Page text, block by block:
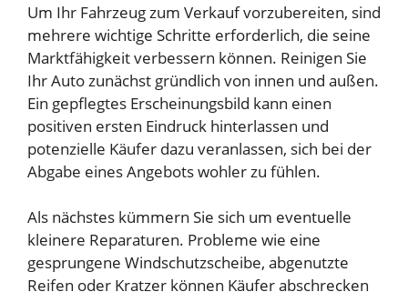
Um Ihr Fahrzeug zum Verkauf vorzubereiten, sind
mehrere wichtige Schritte erforderlich, die seine
Marktfähigkeit verbessern können. Reinigen Sie
Ihr Auto zunächst gründlich von innen und außen.
Ein gepflegtes Erscheinungsbild kann einen
positiven ersten Eindruck hinterlassen und
potenzielle Käufer dazu veranlassen, sich bei der
Abgabe eines Angebots wohler zu fühlen.
Als nächstes kümmern Sie sich um eventuelle
kleinere Reparaturen. Probleme wie eine
gesprungene Windschutzscheibe, abgenutzte
Reifen oder Kratzer können Käufer abschrecken